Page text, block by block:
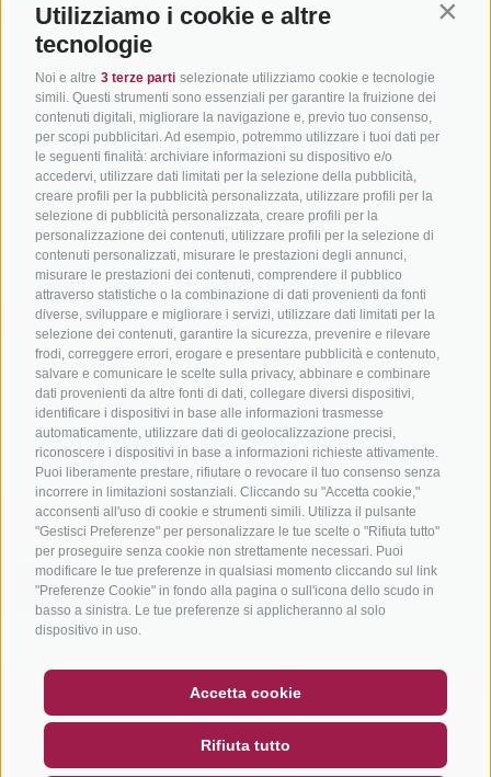
Utilizziamo i cookie e altre
tecnologie
Noi e altre 3 terze parti selezionate utilizziamo cookie e tecnologie
simili. Questi strumenti sono essenziali per garantire la fruizione dei
contenuti digitali, migliorare la navigazione e, previo tuo consenso,
per scopi pubblicitari. Ad esempio, potremmo utilizzare i tuoi dati per
le seguenti finalità: archiviare informazioni su dispositivo e/o
accedervi, utilizzare dati limitati per la selezione della pubblicità,
creare profili per la pubblicità personalizzata, utilizzare profili per la
selezione di pubblicità personalizzata, creare profili per la
personalizzazione dei contenuti, utilizzare profili per la selezione di
contenuti personalizzati, misurare le prestazioni degli annunci,
misurare le prestazioni dei contenuti, comprendere il pubblico
attraverso statistiche o la combinazione di dati provenienti da fonti
diverse, sviluppare e migliorare i servizi, utilizzare dati limitati per la
selezione dei contenuti, garantire la sicurezza, prevenire e rilevare
frodi, correggere errori, erogare e presentare pubblicità e contenuto,
salvare e comunicare le scelte sulla privacy, abbinare e combinare
dati provenienti da altre fonti di dati, collegare diversi dispositivi,
identificare i dispositivi in base alle informazioni trasmesse
automaticamente, utilizzare dati di geolocalizzazione precisi,
riconoscere i dispositivi in base a informazioni richieste attivamente.
Puoi liberamente prestare, rifiutare o revocare il tuo consenso senza
incorrere in limitazioni sostanziali. Cliccando su "Accetta cookie,"
acconsenti all'uso di cookie e strumenti simili. Utilizza il pulsante
"Gestisci Preferenze" per personalizzare le tue scelte o "Rifiuta tutto"
per proseguire senza cookie non strettamente necessari. Puoi
modificare le tue preferenze in qualsiasi momento cliccando sul link
"Preferenze Cookie" in fondo alla pagina o sull'icona dello scudo in
basso a sinistra. Le tue preferenze si applicheranno al solo
dispositivo in uso.
Accetta cookie
Rifiuta tutto
NEWSLETTER
SOCIAL WALL METEO
SÜDTIROL
Hotel & pacchetti
Pacchetti vacanze
Buoni vacanza
Hot Deals
Bike & Work
ADIGE
Adige
In bici da corsa in Alto
Adige
Ciclabili in Alto Adige
Scuole bike
Tutti i tour
Come
Meteo
Catalogo
info@bikehotels.it
ISCRIVITI ALLA NOSTRA NEWSLETTER
ISCRIVITI ADESSO
CREDITS